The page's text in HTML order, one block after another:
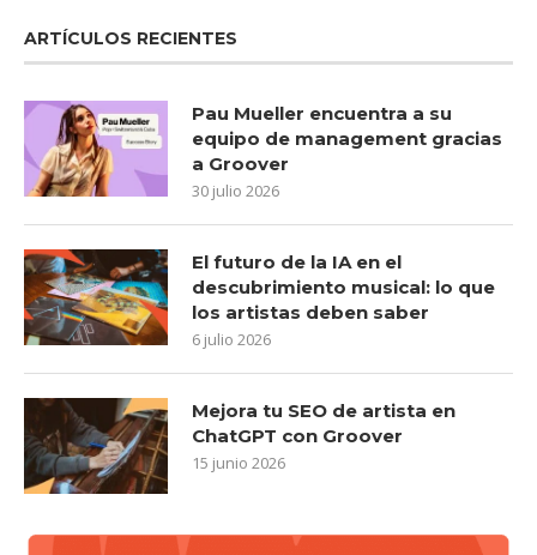
ARTÍCULOS RECIENTES
Pau Mueller encuentra a su
equipo de management gracias
a Groover
30 julio 2026
El futuro de la IA en el
descubrimiento musical: lo que
los artistas deben saber
6 julio 2026
Mejora tu SEO de artista en
ChatGPT con Groover
15 junio 2026